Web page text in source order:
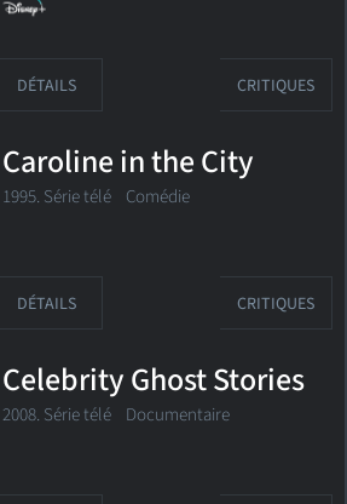
DÉTAILS CRITIQUES
Caroline in the City
1995. Série télé Comédie
DÉTAILS CRITIQUES
Celebrity Ghost Stories
2008. Série télé Documentaire